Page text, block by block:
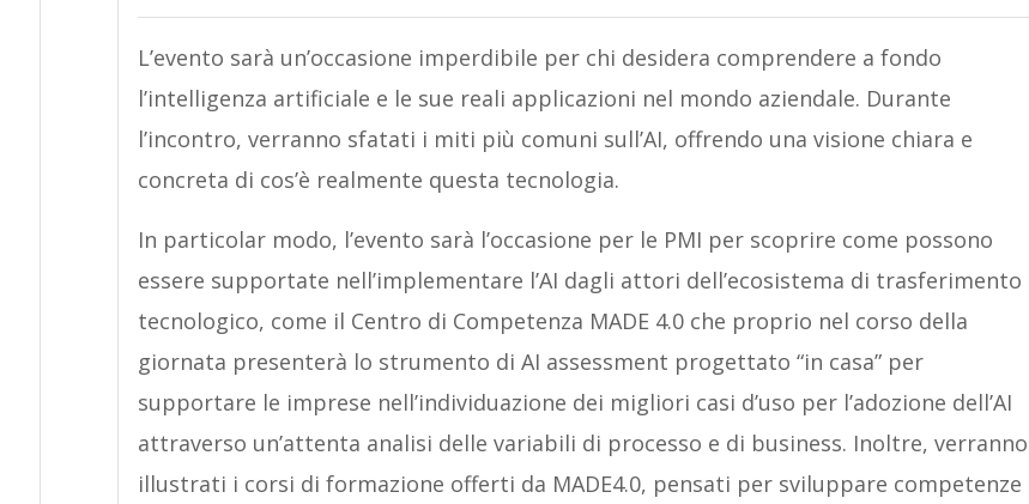
L’evento sarà un’occasione imperdibile per chi desidera comprendere a fondo
l’intelligenza artificiale e le sue reali applicazioni nel mondo aziendale. Durante
l’incontro, verranno sfatati i miti più comuni sull’AI, offrendo una visione chiara e
concreta di cos’è realmente questa tecnologia.
In particolar modo, l’evento sarà l’occasione per le PMI per scoprire come possono
essere supportate nell’implementare l’AI dagli attori dell’ecosistema di trasferimento
tecnologico, come il Centro di Competenza MADE 4.0 che proprio nel corso della
giornata presenterà lo strumento di AI assessment progettato “in casa” per
supportare le imprese nell’individuazione dei migliori casi d’uso per l’adozione dell’AI
attraverso un’attenta analisi delle variabili di processo e di business. Inoltre, verranno
illustrati i corsi di formazione offerti da MADE4.0, pensati per sviluppare competenze